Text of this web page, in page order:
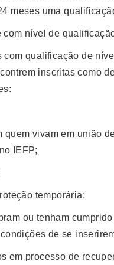
meses uma
nível de
qualificação de
inscritas como
vivam em união
IEFP;
temporária;
ou tenham
de se
em processo de